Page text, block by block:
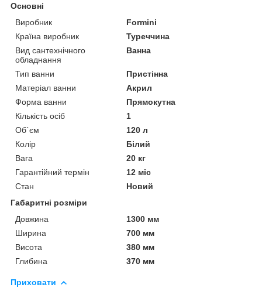
Основні
Виробник
Formini
Країна виробник
Туреччина
Вид сантехнічного
обладнання
Ванна
Тип ванни
Пристінна
Матеріал ванни
Акрил
Форма ванни
Прямокутна
Кількість осіб
1
Об`єм
120 л
Колір
Білий
Вага
20 кг
Гарантійний термін
12 міс
Стан
Новий
Габаритні розміри
Довжина
1300 мм
Ширина
700 мм
Висота
380 мм
Глибина
370 мм
Приховати